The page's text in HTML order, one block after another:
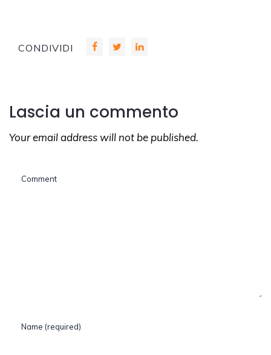
CONDIVIDI
Lascia un commento
Your email address will not be published.